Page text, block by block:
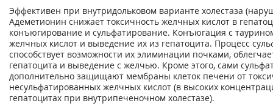
Эффективен при внутридольковом варианте холестаза
Адеметионин снижает токсичность желчных кислот в
конъюгирование и сульфатирование. Конъюгация с
желчных кислот и выведение их из гепатоцита. Процесс
способствует возможности их элиминации почками,
гепатоцита и выведение с желчью. Кроме этого, сами
дополнительно защищают мембраны клеток печени от
несульфатированных желчных кислот (в высоких
гепатоцитах при внутрипеченочном холестазе).